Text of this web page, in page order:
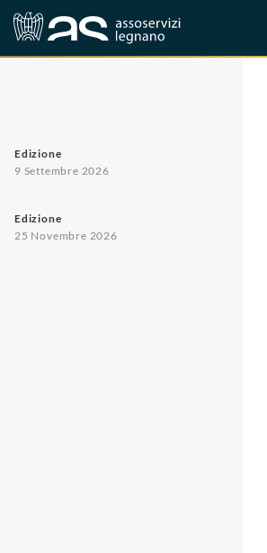
Corsi Sicurezza
Edizione
9 Settembre 2026
Edizione
25 Novembre 2026